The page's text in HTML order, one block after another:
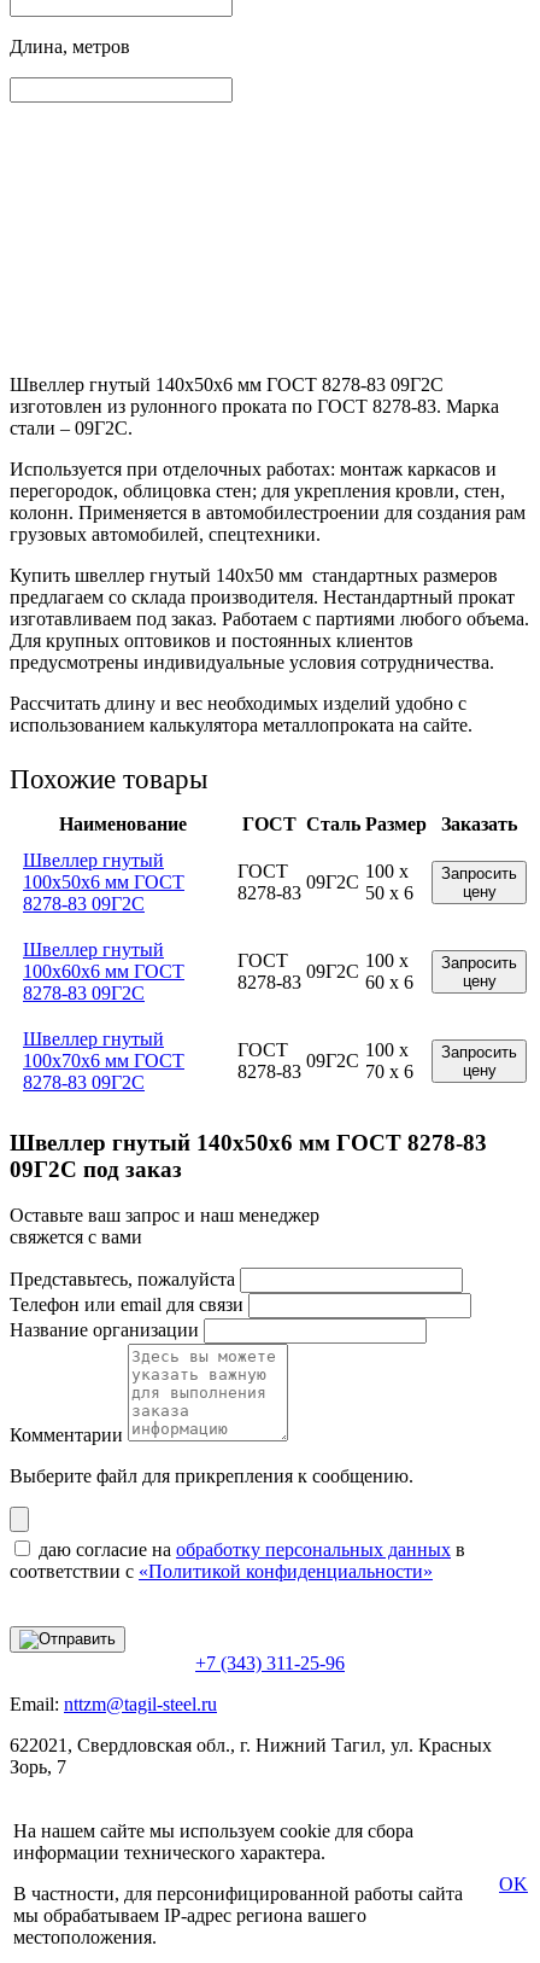
Длина, метров
Швеллер гнутый 140x50x6 мм ГОСТ 8278-83 09Г2С
изготовлен из рулонного проката по ГОСТ 8278-83. Марка
стали – 09Г2С.
Используется при отделочных работах: монтаж каркасов и
перегородок, облицовка стен; для укрепления кровли, стен,
колонн. Применяется в автомобилестроении для создания рам
грузовых автомобилей, спецтехники.
Купить швеллер гнутый 140х50 мм стандартных размеров
предлагаем со склада производителя. Нестандартный прокат
изготавливаем под заказ. Работаем с партиями любого объема.
Для крупных оптовиков и постоянных клиентов
предусмотрены индивидуальные условия сотрудничества.
Рассчитать длину и вес необходимых изделий удобно с
использованием калькулятора металлопроката на сайте.
Похожие товары
Наименование ГОСТ Сталь Размер
Заказать
Швеллер гнутый
100x50x6 мм ГОСТ
8278-83 09Г2С
ГОСТ
8278-83
09Г2С
100 x
50 x 6
Запросить
цену
Швеллер гнутый
100x60x6 мм ГОСТ
8278-83 09Г2С
ГОСТ
8278-83
09Г2С
100 x
60 x 6
Запросить
цену
Швеллер гнутый
100x70x6 мм ГОСТ
8278-83 09Г2С
ГОСТ
8278-83
09Г2С
100 x
70 x 6
Запросить
цену
Швеллер гнутый 140x50x6 мм ГОСТ 8278-83
09Г2С под заказ
Оставьте ваш запрос и наш менеджер
свяжется с вами
Представьтесь, пожалуйста
Телефон или email для связи
Название организации
Комментарии
Выберите файл для прикрепления к сообщению.
даю согласие на обработку персональных данных в
соответствии с «Политикой конфиденциальности»
+7 (343) 311-25-96
Email: nttzm@tagil-steel.ru
622021, Свердловская обл., г. Нижний Тагил, ул. Красных
Зорь, 7
На нашем сайте мы используем cookie для сбора
информации технического характера.
В частности, для персонифицированной работы сайта
мы обрабатываем IP-адрес региона вашего
местоположения.
OK